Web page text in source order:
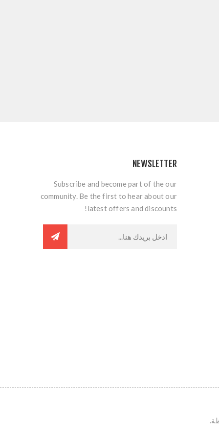
NEWSLETTER
Subscribe and become part of the our
community. Be the first to hear about our
latest offers and discounts!